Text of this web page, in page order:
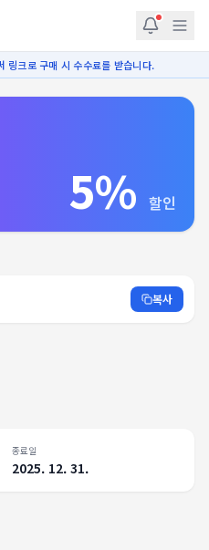
링크로 구매 시 수수료를 받습니다.
5% 할인
복사
종료일
2025. 12. 31.